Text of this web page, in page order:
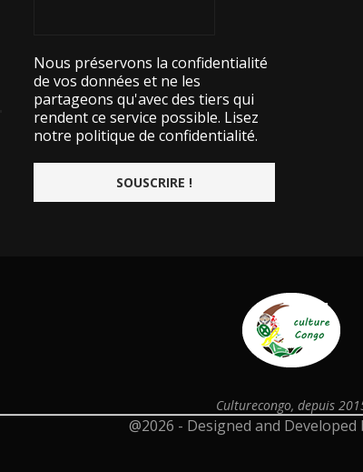
Nous préservons la confidentialité
de vos données et ne les
partageons qu'avec des tiers qui
rendent ce service possible. Lisez
notre politique de confidentialité.
Culturecongo, depuis
@2026 - Designed and Developed